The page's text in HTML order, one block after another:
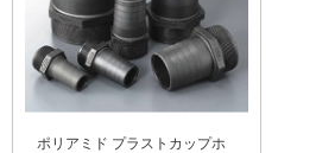
ポリアミド プラストカップホ